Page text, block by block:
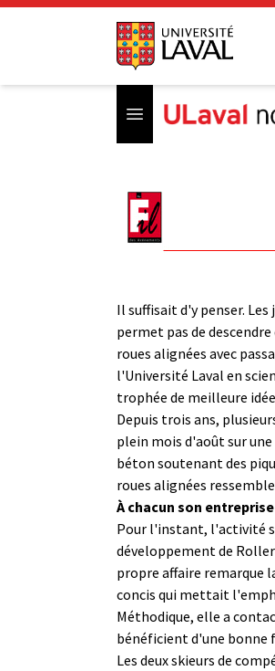
Open menu
Il suffisait d'y penser.
permet pas de
roues alignées avec
l'Université Laval en
trophée de meilleure
Depuis trois ans,
plein mois d'août sur
béton soutenant des
roues alignées
À chacun son entreprise
Pour l'instant, l'activité
développement de
propre affaire remarque
concis qui mettait
Méthodique, elle a
bénéficient d'une bonne
Les deux skieurs de